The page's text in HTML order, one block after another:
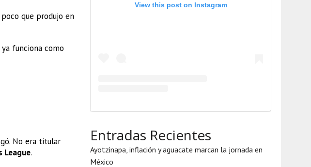
que produjo en
funciona como
No era titular
League.
View this post on Instagram
Entradas Recientes
Ayotzinapa, inflación y aguacate marcan la jornada en
México